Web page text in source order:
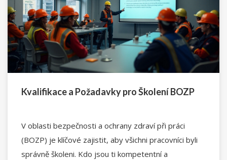
silnici.
Kvalifikace a Požadavky pro Školení BOZP
V oblasti bezpečnosti a ochrany zdraví při práci
(BOZP) je klíčové zajistit, aby všichni pracovníci byli
správně školeni. Kdo jsou ti kompetentní a